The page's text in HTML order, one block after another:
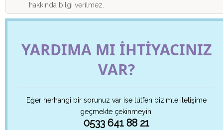
hakkında bilgi verilmez.
YARDIMA MI İHTİYACINIZ
VAR?
Eğer herhangi bir sorunuz var ise lütfen bizimle iletişime
geçmekte çekinmeyin.
0533 641 88 21